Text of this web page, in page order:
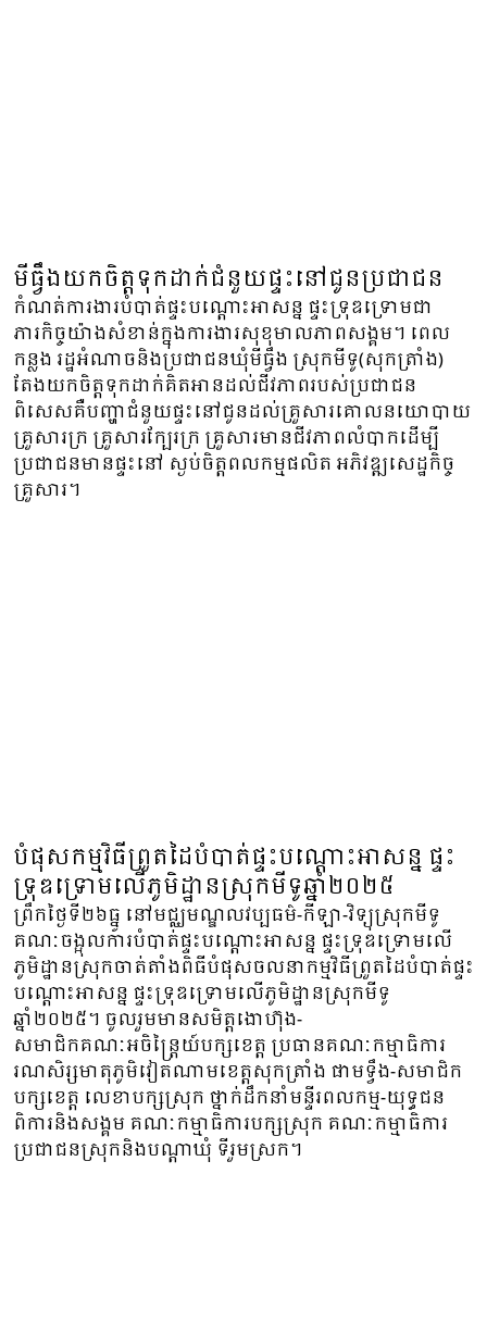
មីធ្វឹងយកចិត្តទុកដាក់ជំនួយផ្ទះនៅជូនប្រជាជន
កំណត់ការងារបំបាត់ផ្ទះបណ្តោះអាសន្ន ផ្ទះទ្រុឌទ្រោមជា
ភារកិច្ចយ៉ាងសំខាន់ក្នុងការងារសុខុមាលភាពសង្គម។ ពេល
កន្លង រដ្ឋអំណាចនិងប្រជាជនឃុំមីធ្វឹង ស្រុកមីទូ(សុកត្រាំង)
តែងយកចិត្តទុកដាក់គិតអានដល់ជីវភាពរបស់ប្រជាជន
ពិសេសគឺបញ្ហាជំនួយផ្ទះនៅជូនដល់គ្រួសារគោលនយោបាយ
គ្រួសារក្រ គ្រួសារក្បែរក្រ គ្រួសារមានជីវភាពលំបាកដើម្បី
ប្រជាជនមានផ្ទះនៅ ស្ងប់ចិត្តពលកម្មផលិត អភិវឌ្ឍសេដ្ឋកិច្ច
គ្រួសារ។
បំផុសកម្មវិធីព្រួតដៃបំបាត់ផ្ទះបណ្តោះអាសន្ន ផ្ទះ
ទ្រុឌទ្រោមលើភូមិដ្ឋានស្រុកមីទូឆ្នាំ២០២៥
ព្រឹកថ្ងៃទី២៦ធ្នូ នៅមជ្ឈមណ្ឌលវប្បធម៌-កីឡា-វិទ្យុស្រុកមីទូ
គណៈចង្អុលការបំបាត់ផ្ទះបណ្តោះអាសន្ន ផ្ទះទ្រុឌទ្រោមលើ
ភូមិដ្ឋានស្រុកចាត់តាំងពិធីបំផុសចលនាកម្មវិធីព្រួតដៃបំបាត់ផ្ទះ
បណ្តោះអាសន្ន ផ្ទះទ្រុឌទ្រោមលើភូមិដ្ឋានស្រុកមីទូ
ឆ្នាំ២០២៥។ ចូលរួមមានសមិត្តងោហ៊ុង-
សមាជិកគណៈអចិន្រ្តៃយ៍បក្សខេត្ត ប្រធានគណៈកម្មាធិការ
រណសិរ្សមាតុភូមិវៀតណាមខេត្តសុកត្រាំង ផាមទ្វឹង-សមាជិក
បក្សខេត្ត លេខាបក្សស្រុក ថ្នាក់ដឹកនាំមន្ទីរពលកម្ម-យុទ្ធជន
ពិការនិងសង្គម គណៈកម្មាធិការបក្សស្រុក គណៈកម្មាធិការ
ប្រជាជនស្រុកនិងបណ្តាឃុំ ទីរួមស្រក។